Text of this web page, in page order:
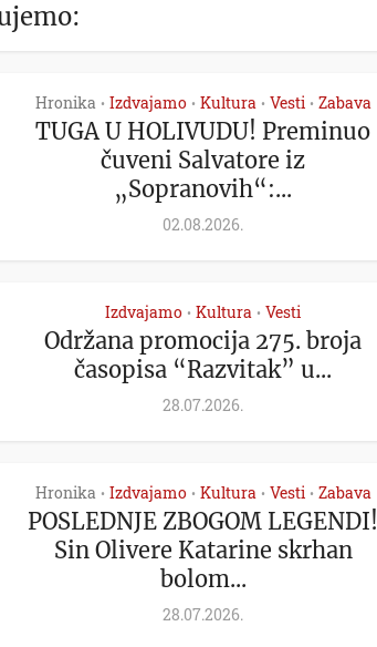
Hronika • Izdvajamo • Kultura • Vesti • Zabava
TUGA U HOLIVUDU! Preminuo
čuveni Salvatore iz
„Sopranovih“:...
02.08.2026.
Izdvajamo • Kultura • Vesti
Održana promocija 275. broja
časopisa “Razvitak” u...
28.07.2026.
Hronika • Izdvajamo • Kultura • Vesti • Zabava
POSLEDNJE ZBOGOM LEGENDI!
Sin Olivere Katarine skrhan
bolom...
28.07.2026.